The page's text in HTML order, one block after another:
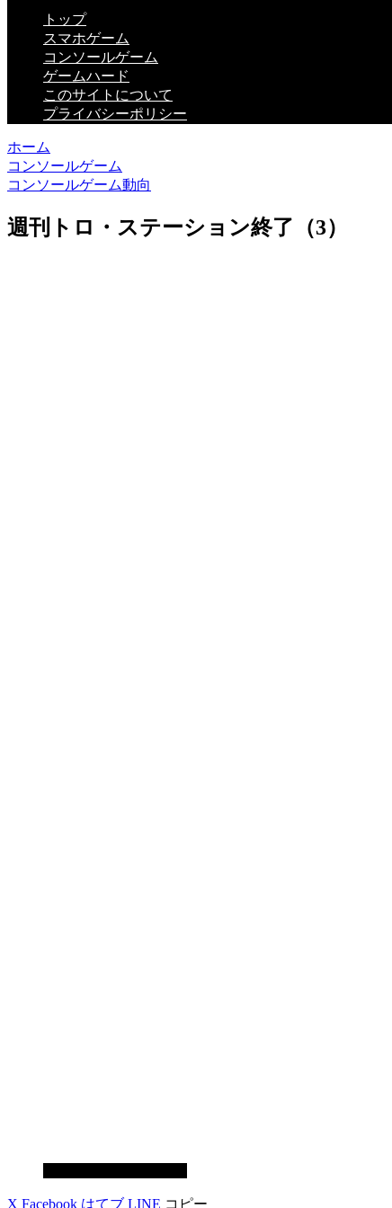
トップ
スマホゲーム
コンソールゲーム
ゲームハード
このサイトについて
プライバシーポリシー
ホーム
コンソールゲーム
コンソールゲーム動向
週刊トロ・ステーション終了（3）
X Facebook はてブ LINE コピー